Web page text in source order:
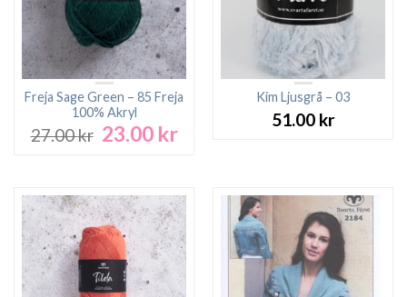
Freja Sage Green – 85 Freja
100% Akryl
27.00kr Det
27.00 kr.
23.00 krDet
23.00 kr.
Kim Ljusgrå – 03
51.00 kr